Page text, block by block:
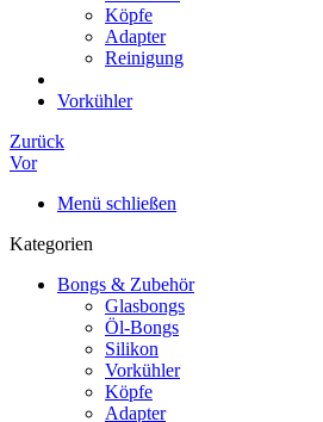
Köpfe
Adapter
Reinigung
Vorkühler
Zurück
Vor
Menü schließen
Kategorien
Bongs & Zubehör
Glasbongs
Öl-Bongs
Silikon
Vorkühler
Köpfe
Adapter